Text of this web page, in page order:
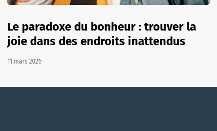
Le paradoxe du bonheur : trouver la
joie dans des endroits inattendus
11 mars 2026